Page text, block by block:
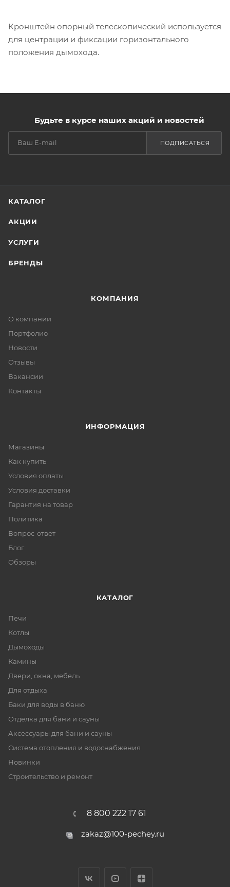
Кронштейн опорный телескопический используется
для центрации и фиксации горизонтального
положения дымохода.
Будьте в курсе наших акций и новостей
ПОДПИСАТЬСЯ
КАТАЛОГ
АКЦИИ
УСЛУГИ
БРЕНДЫ
КОМПАНИЯ
О компании
Портфолио
Новости
Отзывы
Вакансии
Контакты
ИНФОРМАЦИЯ
Магазины
Как купить
Условия оплаты
Условия доставки
Гарантия на товар
Политика
Вопрос-ответ
Блог
Обзоры
КАТАЛОГ
Печи
Котлы
Дымоходы
Камины
Двери, окна, мебель
Для отдыха
Баки для воды в баню
Отделка для бани и сауны
Аксессуары для бани и сауны
Система отопления и водоснабжения
Новинки
Строительство и ремонт
8 800 222 17 61
zakaz@100-pechey.ru